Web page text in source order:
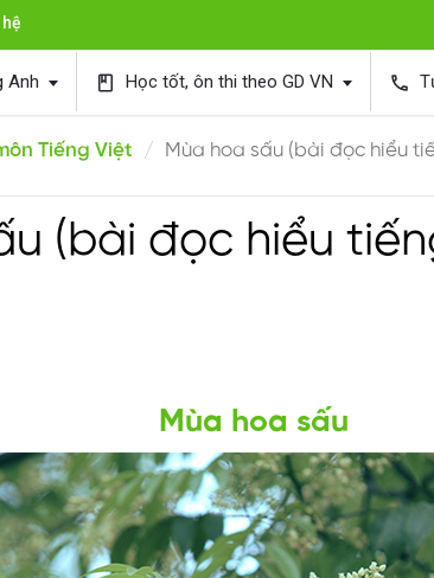
Anh book Học tốt, ôn thi theo GD VN phone
Tiếng Việt Mùa hoa sấu (bài đọc hiểu
(bài đọc hiểu
Mùa hoa sấu